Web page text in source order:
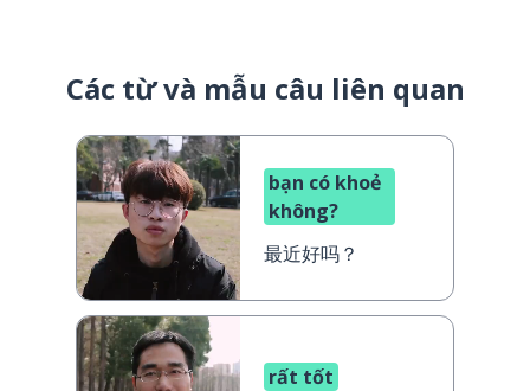
Các từ và mẫu câu liên quan
bạn có khoẻ
không?
最近好吗？
rất tốt